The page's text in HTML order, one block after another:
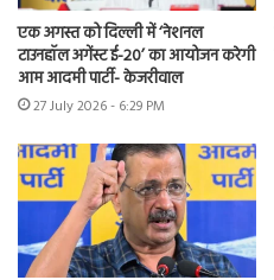
एक अगस्त को दिल्ली में ‘नेशनल
टाउनहॉल अगेंस्ट ई-20’ का आयोजन करेगी
आम आदमी पार्टी- केजरीवाल
27 July 2026 - 6:29 PM